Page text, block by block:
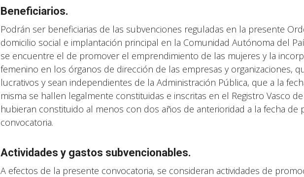
Beneficiarios.
Podrán ser beneficiarias de las subvenciones reguladas en la presente
domicilio social e implantación principal en la Comunidad Autónoma del
se encuentre el de promover el emprendimiento de las mujeres y la
femenino en los órganos de dirección de las empresas y organizaciones,
lucrativos y sean independientes de la Administración Pública, que a la
misma se hallen legalmente constituidas e inscritas en el Registro Vasco
hubieran constituido al menos con dos años de anterioridad a la fecha de
convocatoria.
Actividades y gastos subvencionables.
A efectos de la presente convocatoria, se consideran actividades de